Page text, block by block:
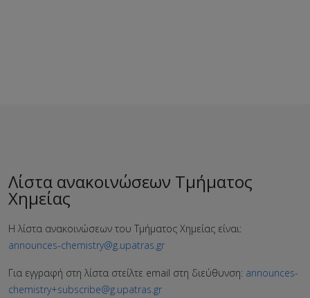
Λίστα ανακοινώσεων Τμήματος
Χημείας
Η λίστα ανακοινώσεων του Τμήματος Χημείας είναι:
announces-chemistry@g.upatras.gr
Για εγγραφή στη λίστα στείλτε email στη διεύθυνση: announces-
chemistry+subscribe@g.upatras.gr